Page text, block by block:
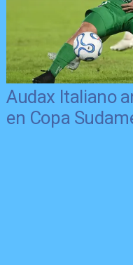
Audax Italiano
en Copa